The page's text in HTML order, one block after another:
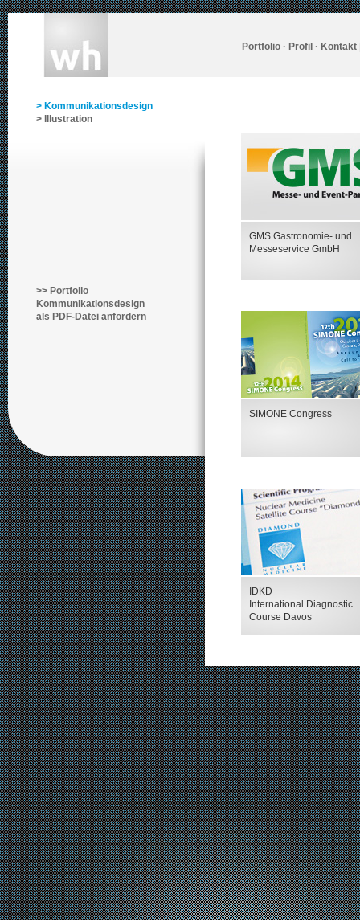
Portfolio · Profil · Kontakt
> Kommunikationsdesign
> Illustration
>> Portfolio
Kommunikationsdesign
als PDF-Datei anfordern
GMS Gastronomie- und
Messeservice GmbH
SIMONE Congress
IDKD
International Diagnostic
Course Davos